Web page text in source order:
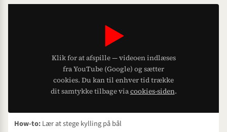
▶
Klik for at afspille — videoen indlæses
fra YouTube (Google) og sætter
cookies. Du kan til enhver tid trække
dit samtykke tilbage viacookies-siden.
How-to:Lær at stege kylling på bål